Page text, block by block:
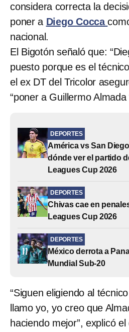
considera correcta la
poner a Diego Cocca
nacional.
El Bigotón señaló que:
puesto porque es el
el ex DT del Tricolor
“poner a Guillermo Almada
DEPORTES
América vs San
dónde ver el partido
Leagues Cup 2026
DEPORTES
Chivas cae en
Leagues Cup 2026
DEPORTES
México derrota a
Mundial Sub-20
“Siguen eligiendo al
llamo yo, yo creo que
haciendo mejor”, explicó